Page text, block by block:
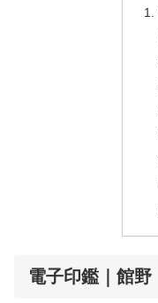
電子印鑑｜館野